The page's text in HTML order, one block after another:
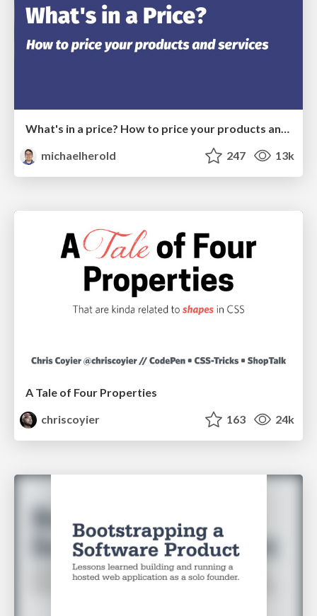
What's in a price? How to price your products and services
michaelherold
247 13k
A Tale of Four Properties
chriscoyier
163 24k